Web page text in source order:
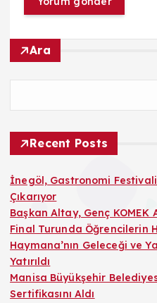
Ara
Recent Posts
İnegöl, Gastronomi
Çıkarıyor
Başkan Altay, Genç KOMEK
Final Turunda Öğrencilerin
Haymana’nın Geleceği ve
Yatırıldı
Manisa Büyükşehir
Sertifikasını Aldı